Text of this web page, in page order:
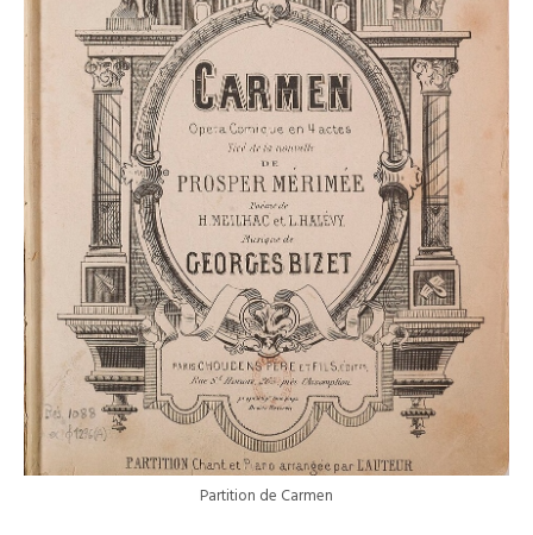
Partition de Carmen